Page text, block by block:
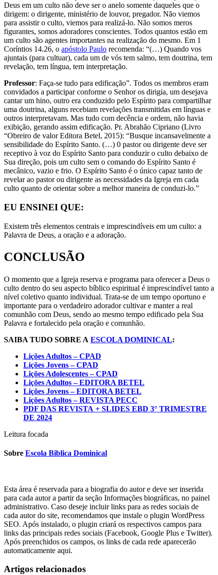
Deus em um culto não deve ser o anelo somente daqueles que o
dirigem: o dirigente, ministério de louvor, pregador. Não viemos
para assistir o culto, viemos para realizá-lo. Não somos meros
figurantes, somos adoradores conscientes. Todos quantos estão em
um culto são agentes importantes na realização do mesmo. Em 1
Coríntios 14.26, o apóstolo Paulo recomenda: “(…) Quando vos
ajuntais (para cultuar), cada um de vós tem salmo, tem doutrina, tem
revelação, tem língua, tem interpretação.
Professor: Faça-se tudo para edificação”. Todos os membros eram
convidados a participar conforme o Senhor os dirigia, um desejava
cantar um hino, outro era conduzido pelo Espírito para compartilhar
uma doutrina, alguns recebiam revelações transmitidas em línguas e
outros interpretavam. Mas tudo com decência e ordem, não havia
exibição, gerando assim edificação. Pr. Abrahão Cipriano (Livro
“Obreiro de valor Editora Betel, 2015): “Busque incansavelmente a
sensibilidade do Espírito Santo. (…) 0 pastor ou dirigente deve ser
receptivo à voz do Espírito Santo para conduzir o culto debaixo de
Sua direção, pois um culto sem o comando do Espírito Santo é
mecânico, vazio e frio. O Espírito Santo é o único capaz tanto de
revelar ao pastor ou dirigente as necessidades da Igreja em cada
culto quanto de orientar sobre a melhor maneira de conduzi-lo.”
EU ENSINEI QUE:
Existem três elementos centrais e imprescindíveis em um culto: a
Palavra de Deus, a oração e a adoração.
CONCLUSÃO
O momento que a Igreja reserva e programa para oferecer a Deus o
culto dentro do seu aspecto bíblico espiritual é imprescindível tanto a
nível coletivo quanto individual. Trata-se de um tempo oportuno e
importante para o verdadeiro adorador cultivar e manter a real
comunhão com Deus, sendo ao mesmo tempo edificado pela Sua
Palavra e fortalecido pela oração e comunhão.
SAIBA TUDO SOBRE A ESCOLA DOMINICAL:
Lições Adultos – CPAD
Lições Jovens – CPAD
Lições Adolescentes – CPAD
Lições Adultos – EDITORA BETEL
Lições Jovens – EDITORA BETEL
Lições Adultos – REVISTA PECC
PDF DAS REVISTA + SLIDES EBD 3° TRIMESTRE
DE 2024
Leitura focada
Sobre Escola Biblica Dominical
Esta área é reservada para a biografia do autor e deve ser inserida
para cada autor a partir da seção Informações biográficas, no painel
administrativo. Caso deseje incluir links para as redes sociais de
cada autor do site, recomendamos que instale o plugin WordPress
SEO. Após instalado, o plugin criará os respectivos campos para
links das principais redes sociais (Facebook, Google Plus e Twitter).
Após preenchidos os campos, os links de cada rede aparecerão
automaticamente aqui.
Artigos relacionados